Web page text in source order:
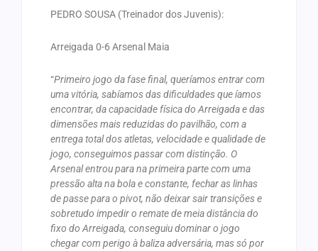
PEDRO SOUSA (Treinador dos Juvenis):
Arreigada 0-6 Arsenal Maia
“Primeiro jogo da fase final, queríamos entrar com
uma vitória, sabíamos das dificuldades que íamos
encontrar, da capacidade física do Arreigada e das
dimensões mais reduzidas do pavilhão, com a
entrega total dos atletas, velocidade e qualidade de
jogo, conseguimos passar com distinção. O
Arsenal entrou para na primeira parte com uma
pressão alta na bola e constante, fechar as linhas
de passe para o pivot, não deixar sair transições e
sobretudo impedir o remate de meia distância do
fixo do Arreigada, conseguiu dominar o jogo
chegar com perigo à baliza adversária, mas só por